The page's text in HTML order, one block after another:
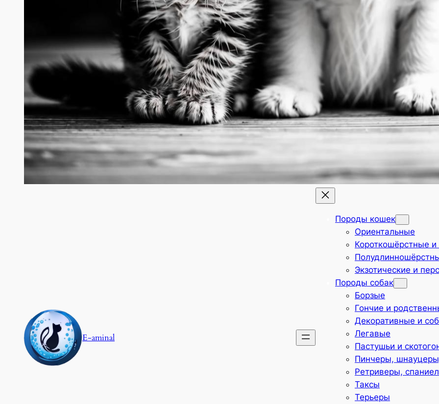
E-aminal
Породы кошек
Ориентальные
Короткошёрстные
Экзотические и
Породы собак
Борзые
Гончие и
Декоративные и
Легавые
Пастушьи и
Пинчеры,
Ретриверы,
Таксы
Терьеры